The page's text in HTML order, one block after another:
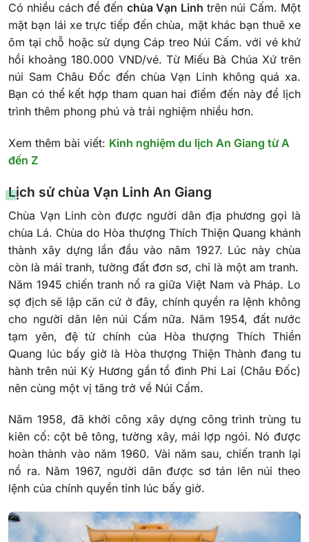
Có nhiều cách để đến chùa Vạn Linh trên núi Cấm. Một
mặt bạn lái xe trực tiếp đến chùa, mặt khác bạn thuê xe
ôm tại chỗ hoặc sử dụng Cáp treo Núi Cấm. với vé khứ
hồi khoảng 180.000 VND/vé. Từ Miếu Bà Chúa Xứ trên
núi Sam Châu Đốc đến chùa Vạn Linh không quá xa.
Bạn có thể kết hợp tham quan hai điểm đến này để lịch
trình thêm phong phú và trải nghiệm nhiều hơn.
Xem thêm bài viết: Kinh nghiệm du lịch An Giang từ A
đến Z
Lịch sử chùa Vạn Linh An Giang
Chùa Vạn Linh còn được người dân địa phương gọi là
chùa Lá. Chùa do Hòa thượng Thích Thiện Quang khánh
thành xây dựng lần đầu vào năm 1927. Lúc này chùa
còn là mái tranh, tường đất đơn sơ, chỉ là một am tranh.
Năm 1945 chiến tranh nổ ra giữa Việt Nam và Pháp. Lo
sợ địch sẽ lập căn cứ ở đây, chính quyền ra lệnh không
cho người dân lên núi Cấm nữa. Năm 1954, đất nước
tạm yên, đệ tử chính của Hòa thượng Thích Thiền
Quang lúc bấy giờ là Hòa thượng Thiện Thành đang tu
hành trên núi Kỳ Hương gần tổ đình Phi Lai (Châu Đốc)
nên cùng một vị tăng trở về Núi Cấm.
Năm 1958, đã khởi công xây dựng công trình trùng tu
kiên cố: cột bê tông, tường xây, mái lợp ngói. Nó được
hoàn thành vào năm 1960. Vài năm sau, chiến tranh lại
nổ ra. Năm 1967, người dân được sơ tán lên núi theo
lệnh của chính quyền tỉnh lúc bấy giờ.